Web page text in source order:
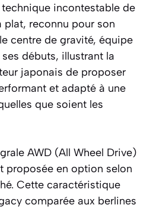
incontestable de
plat, reconnu pour son
centre de gravité, équipe
débuts, illustrant la
japonais de proposer
et adapté à une
que soient les
AWD (All Wheel Drive)
proposée en option selon
Cette caractéristique
comparée aux berlines